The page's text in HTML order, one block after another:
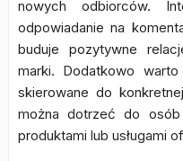
nowych odbiorców.
odpowiadanie na
buduje pozytywne
marki. Dodatkowo
skierowane do
można dotrzeć do osób
produktami lub usługami